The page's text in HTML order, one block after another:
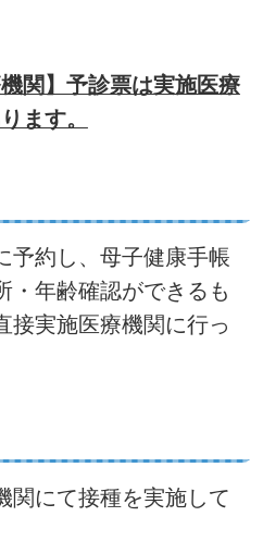
関】予診票は実施医療
ます。
予約し、母子健康手帳
・年齢確認ができるも
接実施医療機関に行っ
関にて接種を実施して